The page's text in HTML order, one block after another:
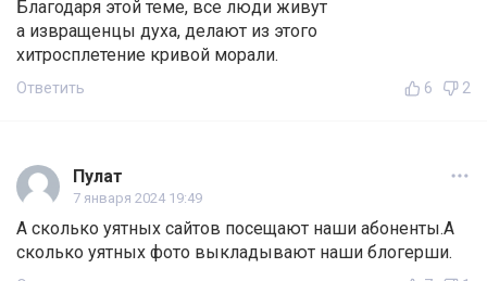
Благодаря этой теме, все люди живут
а извращенцы духа, делают из этого
хитросплетение кривой морали.
Ответить 6 2
Пулат
7 января 2024 19:49
А сколько уятных сайтов посещают наши абоненты.А
сколько уятных фото выкладывают наши блогерши.